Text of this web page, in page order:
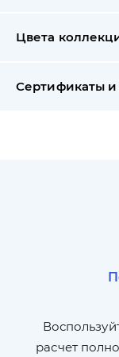
Цвета
Сертификаты
расчет